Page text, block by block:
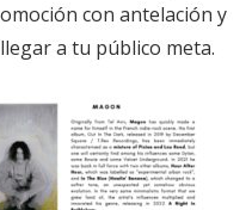
con antelación y
a tu público meta.